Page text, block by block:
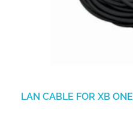
LAN CABLE FOR XB ONE